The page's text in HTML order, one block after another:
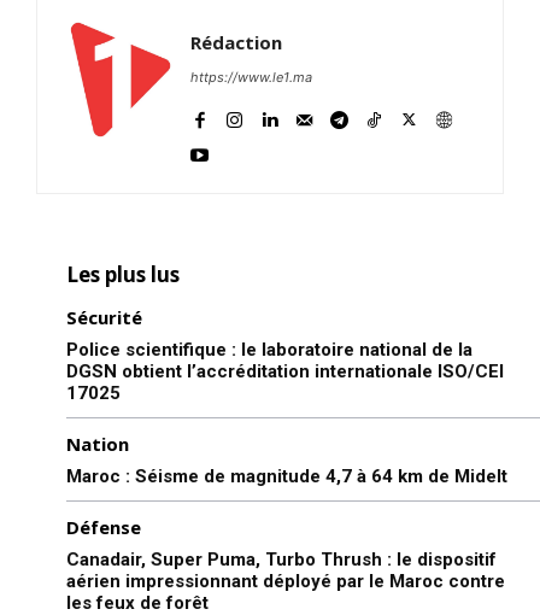
Rédaction
https://www.le1.ma
Les plus lus
Sécurité
Police scientifique : le laboratoire national de la
DGSN obtient l’accréditation internationale ISO/CEI
17025
Nation
Maroc : Séisme de magnitude 4,7 à 64 km de Midelt
Défense
Canadair, Super Puma, Turbo Thrush : le dispositif
aérien impressionnant déployé par le Maroc contre
les feux de forêt